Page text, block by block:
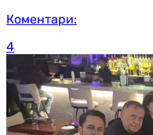
Коментари:
4